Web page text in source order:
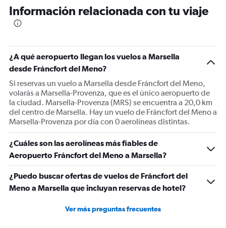
categories.
The
Y
axis
Number
of
flights.
Range:
0
12.
Información relacionada con tu viaje
¿A qué aeropuerto llegan los vuelos a Marsella
desde Fráncfort del Meno?
Si reservas un vuelo a Marsella desde Fráncfort del Meno,
volarás a Marsella-Provenza, que es el único aeropuerto de
la ciudad. Marsella-Provenza (MRS) se encuentra a 20,0 km
del centro de Marsella. Hay un vuelo de Fráncfort del Meno a
Marsella-Provenza por día con 0 aerolíneas distintas.
¿Cuáles son las aerolíneas más fiables de
Aeropuerto Fráncfort del Meno a Marsella?
¿Puedo buscar ofertas de vuelos de Fráncfort del
Meno a Marsella que incluyan reservas de hotel?
Ver más preguntas frecuentes